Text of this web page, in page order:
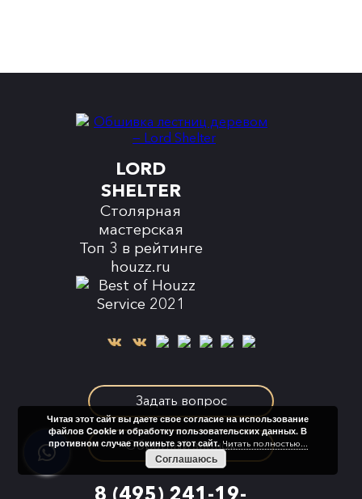
LORD
SHELTER
Столярная
мастерская
Топ 3 в рейтинге
houzz.ru
Задать вопрос
Обратный звонок
8 (495) 241-19-
Читая этот сайт вы даете свое согласие на использование
файлов Cookie и обработку пользовательских данных. В
противном случае покиньте этот сайт.Читать полностью...
Соглашаюсь